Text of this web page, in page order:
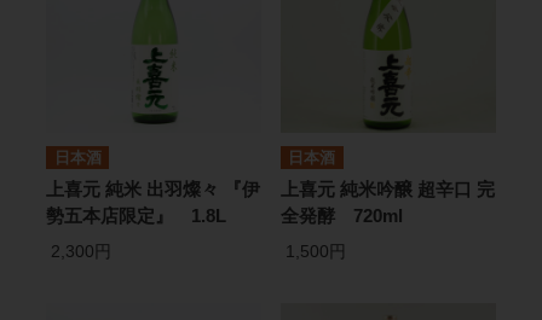
日本酒
上喜元 純米 出羽燦々 『伊
勢五本店限定』 1.8L
2,300円
日本酒
上喜元 純米吟醸 超辛口 完
全発酵 720ml
1,500円